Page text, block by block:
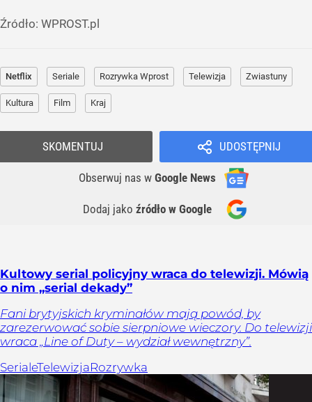
Źródło: WPROST.pl
Netflix Seriale Rozrywka Wprost Telewizja Zwiastuny
Kultura Film Kraj
UDOSTĘPNIJ
Obserwuj nas w Google News
Dodaj jako źródło w Google
SKOMENTUJ
Kultowy serial policyjny wraca do telewizji. Mówią
o nim „serial dekady”
Fani brytyjskich kryminałów mają powód, by
zarezerwować sobie sierpniowe wieczory. Do telewizji
wraca „Line of Duty – wydział wewnętrzny”.
SerialeTelewizjaRozrywka